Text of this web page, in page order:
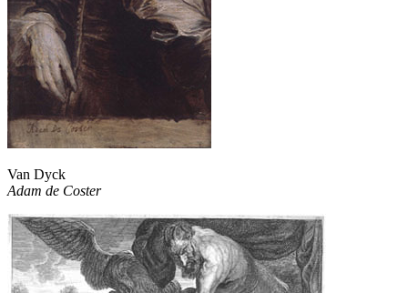
Van Dyck
Adam de Coster